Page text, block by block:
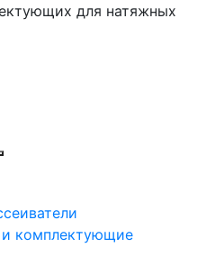
для натяжных
комплектующие